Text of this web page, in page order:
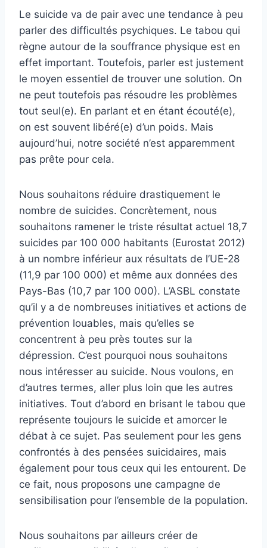
Le suicide va de pair avec une tendance à peu
parler des difficultés psychiques. Le tabou qui
règne autour de la souffrance physique est en
effet important. Toutefois, parler est justement
le moyen essentiel de trouver une solution. On
ne peut toutefois pas résoudre les problèmes
tout seul(e). En parlant et en étant écouté(e),
on est souvent libéré(e) d’un poids. Mais
aujourd’hui, notre société n’est apparemment
pas prête pour cela.
Nous souhaitons réduire drastiquement le
nombre de suicides. Concrètement, nous
souhaitons ramener le triste résultat actuel 18,7
suicides par 100 000 habitants (Eurostat 2012)
à un nombre inférieur aux résultats de l’UE-28
(11,9 par 100 000) et même aux données des
Pays-Bas (10,7 par 100 000). L’ASBL constate
qu’il y a de nombreuses initiatives et actions de
prévention louables, mais qu’elles se
concentrent à peu près toutes sur la
dépression. C’est pourquoi nous souhaitons
nous intéresser au suicide. Nous voulons, en
d’autres termes, aller plus loin que les autres
initiatives. Tout d’abord en brisant le tabou que
représente toujours le suicide et amorcer le
débat à ce sujet. Pas seulement pour les gens
confrontés à des pensées suicidaires, mais
également pour tous ceux qui les entourent. De
ce fait, nous proposons une campagne de
sensibilisation pour l’ensemble de la population.
Nous souhaitons par ailleurs créer de